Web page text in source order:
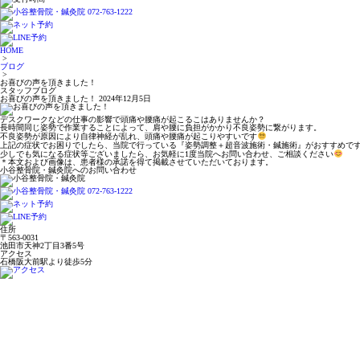
HOME
>
ブログ
>
お喜びの声を頂きました！
スタッフブログ
お喜びの声を頂きました！
2024年12月5日
デスクワークなどの仕事の影響で頭痛や腰痛が起こるこはありませんか？
長時間同じ姿勢で作業することによって、肩や腰に負担がかかり不良姿勢に繋がります。
不良姿勢が原因により自律神経が乱れ、頭痛や腰痛が起こりやすいです
上記の症状でお困りでしたら、当院で行っている『姿勢調整＋超音波施術・鍼施術』がおすすめで
少しでも気になる症状等ございましたら、お気軽に1度当院へお問い合わせ、ご相談ください
＊本文および画像は、患者様の承諾を得て掲載させていただいております。
小谷整骨院・鍼灸院へのお問い合わせ
住所
〒563-0031
池田市天神2丁目3番5号
アクセス
石橋阪大前駅より徒歩5分